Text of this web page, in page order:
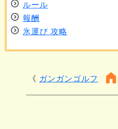
ルール
報酬
氷運び 攻略
ガンガンゴルフ